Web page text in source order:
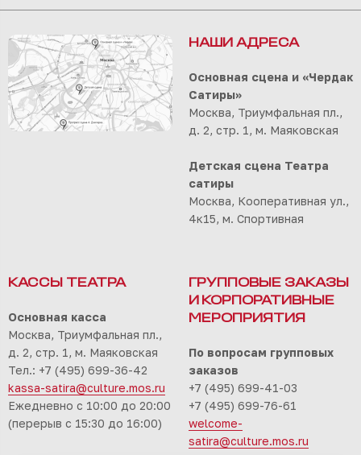
НАШИ АДРЕСА
Основная сцена и «Чердак
Сатиры»
Москва, Триумфальная пл.,
д. 2, стр. 1, м. Маяковская
Детская сцена Театра
сатиры
Москва, Кооперативная ул.,
4к15, м. Спортивная
КАССЫ ТЕАТРА
Основная касса
Москва, Триумфальная пл.,
д. 2, стр. 1, м. Маяковская
Тел.: +7 (495) 699-36-42
kassa-satira@culture.mos.ru
Ежедневно с 10:00 до 20:00
(перерыв с 15:30 до 16:00)
ГРУППОВЫЕ ЗАКАЗЫ
И КОРПОРАТИВНЫЕ
МЕРОПРИЯТИЯ
По вопросам групповых
заказов
+7 (495) 699-41-03
+7 (495) 699-76-61
welcome-
satira@culture.mos.ru